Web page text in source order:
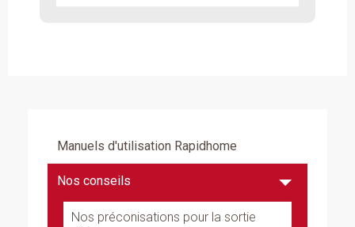
Manuels d'utilisation Rapidhome
Nos conseils
Nos préconisations pour la sortie